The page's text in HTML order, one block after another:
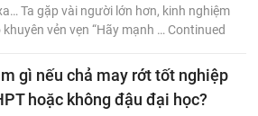
Ta gặp vài người lớn hơn, kinh nghiệm
vẻn vẹn “Hãy mạnh … Continued
gì nếu chả may rớt tốt nghiệp
hoặc không đậu đại học?